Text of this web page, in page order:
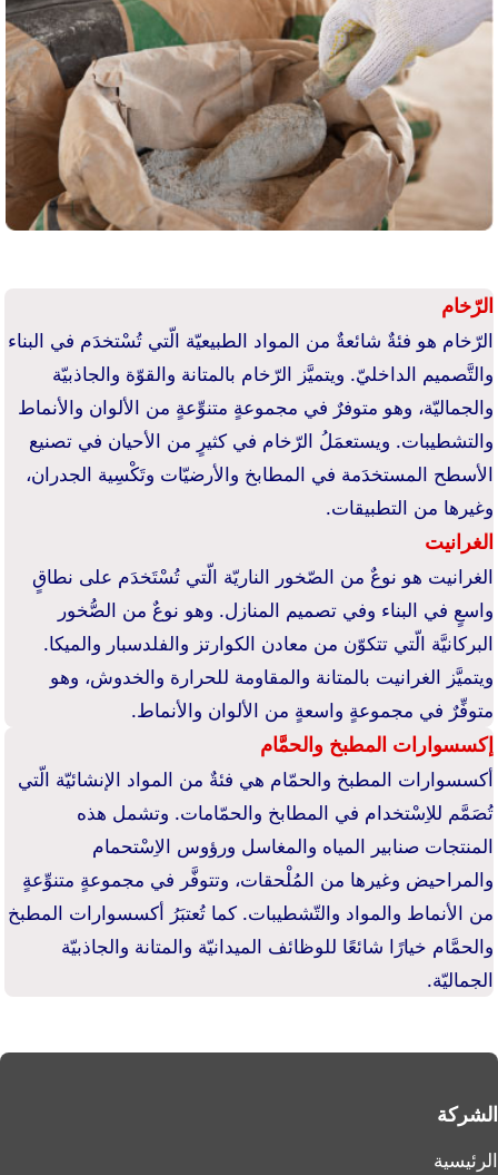
الرّخام
الرّخام هو فئةٌ شائعةٌ من المواد الطبيعيّة الّتي تُسْتخدَم في البناء
والتَّصميم الداخليّ. ويتميَّز الرّخام بالمتانة والقوّة والجاذبيّة
والجماليّة، وهو متوفرٌ في مجموعةٍ متنوِّعةٍ من الألوان والأنماط
والتشطيبات. ويستعمَلُ الرّخام في كثيرٍ من الأحيان في تصنيع
الأسطح المستخدَمة في المطابخ والأرضيّات وتَكْسِية الجدران،
وغيرها من التطبيقات.
الغرانيت
الغرانيت هو نوعٌ من الصّخور الناريّة الّتي تُسْتَخدَم على نطاقٍ
واسعٍ في البناء وفي تصميم المنازل. وهو نوعٌ من الصُّخور
البركانيَّة الّتي تتكوّن من معادن الكوارتز والفلدسبار والميكا.
ويتميَّز الغرانيت بالمتانة والمقاومة للحرارة والخدوش، وهو
متوفِّرٌ في مجموعةٍ واسعةٍ من الألوان والأنماط.
إكسسوارات المطبخ والحمَّام
أكسسوارات المطبخ والحمّام هي فئةٌ من المواد الإنشائيّة الّتي
تُصَمَّم للاِسْتخدام في المطابخ والحمّامات. وتشمل هذه
المنتجات صنابير المياه والمغاسل ورؤوس الاِسْتحمام
والمراحيض وغيرها من المُلْحقات، وتتوفَّر في مجموعةٍ متنوِّعةٍ
من الأنماط والمواد والتّشطيبات. كما تُعتبَرُ أكسسوارات المطبخ
والحمَّام خيارًا شائعًا للوظائف الميدانيّة والمتانة والجاذبيّة
الجماليّة.
الشركة
الرئيسية